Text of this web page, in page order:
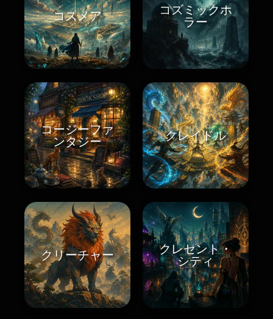
コスメア
コズミックホ
ラー
コージーファ
ンタジー
クレイドル
クリーチャー
クレセント・
シティ